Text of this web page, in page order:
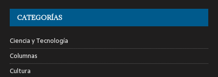
CATEGORÍAS
Ciencia y Tecnología
Columnas
Cultura